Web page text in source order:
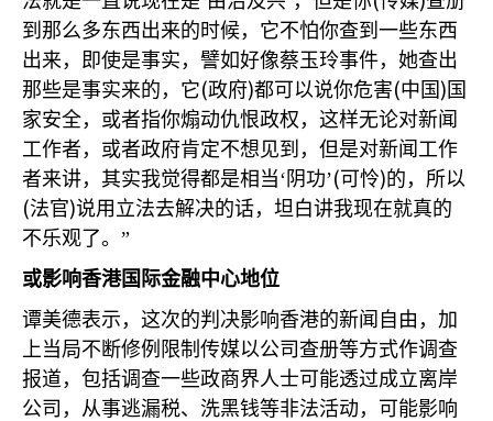
到那么多东西出来的时候，它不怕你查到一些东西
出来，即使是事实，譬如好像蔡玉玲事件，她查出
那些是事实来的，它(政府)都可以说你危害(中国 ) 国
家安全，或者指你煽动仇恨政权，这样无论对新闻
工作者，或者政府肯定不想见到，但是对新闻工作
者来讲，其实我觉得都是相当‘阴功’(可怜)的，所以
(法官)说用立法去解决的话，坦白讲我现在就真的
不乐观了。”
或影响香港国际金融中心地位
谭美德表示，这次的判决影响香港的新闻自由，加
上当局不断修例限制传媒以公司查册等方式作调查
报道，包括调查一些政商界人士可能透过成立离岸
公司，从事逃漏税、洗黑钱等非法活动，可能影响